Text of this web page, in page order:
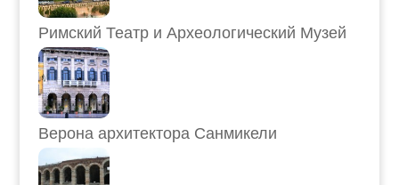
Римский Театр и Археологический Музей
Верона архитектора Санмикели